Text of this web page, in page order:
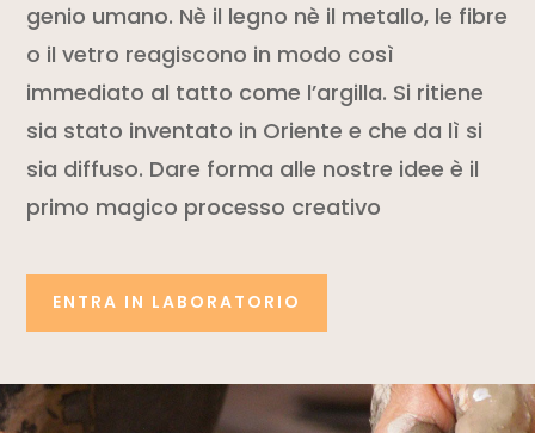
genio umano. Nè il legno nè il metallo, le fibre
o il vetro reagiscono in modo così
immediato al tatto come l’argilla. Si ritiene
sia stato inventato in Oriente e che da lì si
sia diffuso. Dare forma alle nostre idee è il
primo magico processo creativo
ENTRA IN LABORATORIO